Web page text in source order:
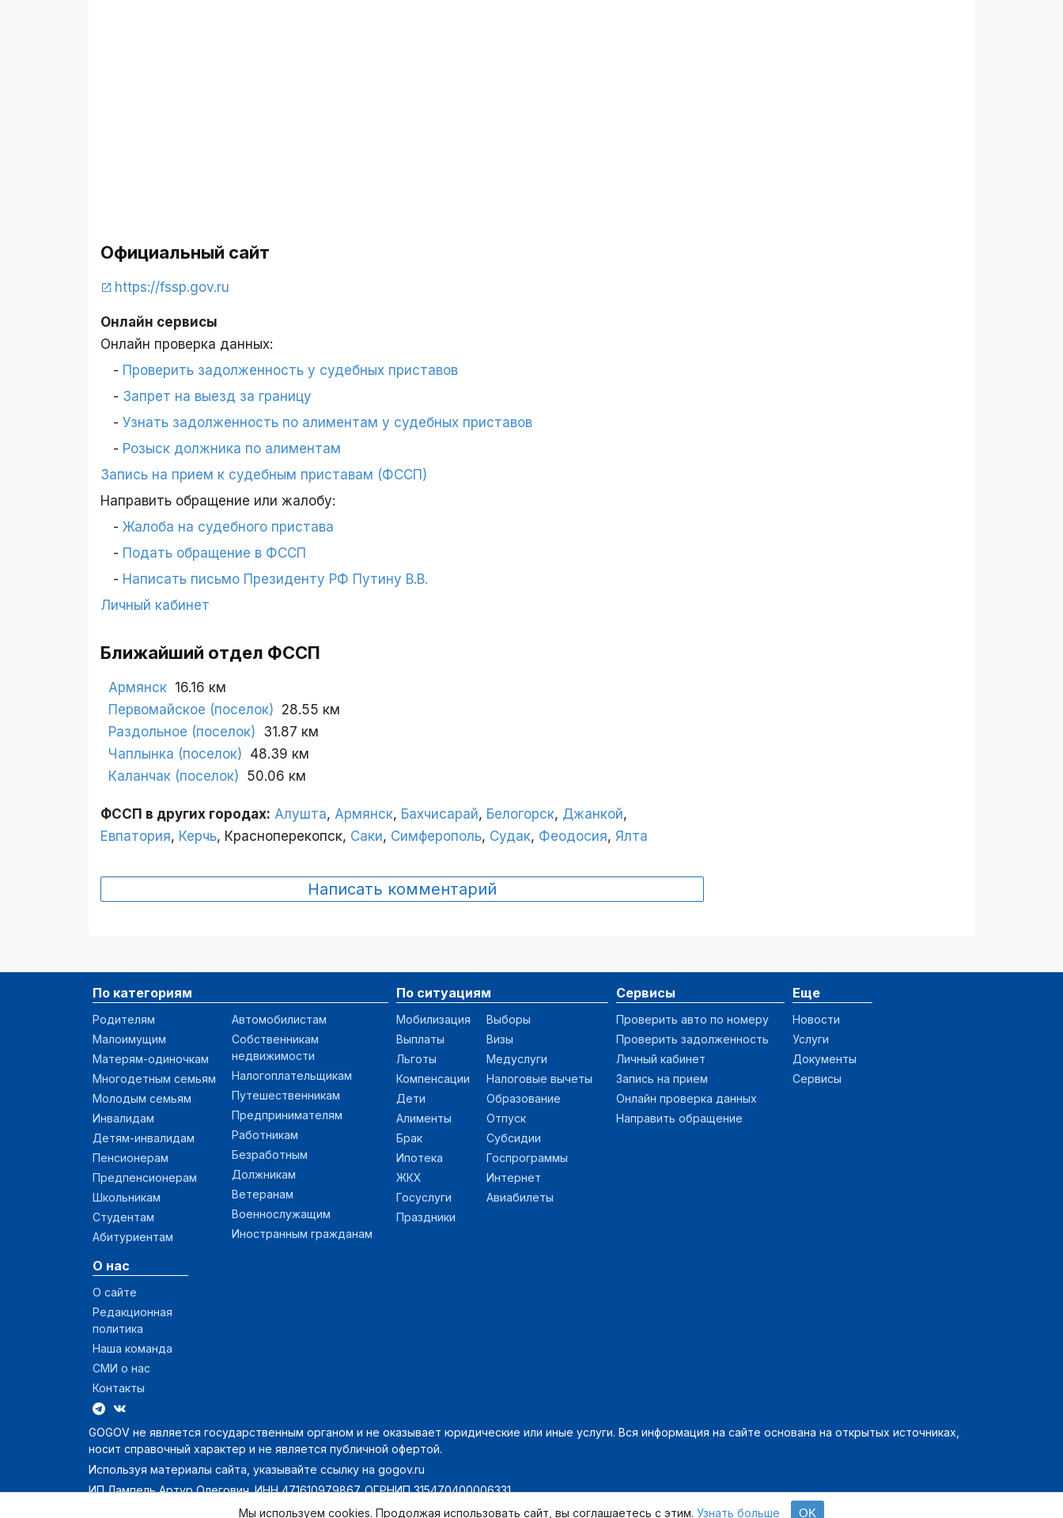
Официальный сайт
https://fssp.gov.ru
Онлайн сервисы
Онлайн проверка данных:
Проверить задолженность у судебных приставов
Запрет на выезд за границу
Узнать задолженность по алиментам у судебных приставов
Розыск должника по алиментам
Запись на прием к судебным приставам (ФССП)
Направить обращение или жалобу:
Жалоба на судебного пристава
Подать обращение в ФССП
Написать письмо Президенту РФ Путину В.В.
Личный кабинет
Ближайший отдел ФССП
Армянск 16.16 км
Первомайское (поселок) 28.55 км
Раздольное (поселок) 31.87 км
Чаплынка (поселок) 48.39 км
Каланчак (поселок) 50.06 км
ФССП в других городах: Алушта, Армянск, Бахчисарай, Белогорск, Джанкой,
Евпатория, Керчь, Красноперекопск, Саки, Симферополь, Судак, Феодосия, Ялта
Написать комментарий
По категориям
Родителям
Малоимущим
Матерям-одиночкам
Многодетным семьям
Молодым семьям
Инвалидам
Детям-инвалидам
Пенсионерам
Предпенсионерам
Школьникам
Студентам
Абитуриентам
Автомобилистам
Собственникам
недвижимости
Налогоплательщикам
Путешественникам
Предпринимателям
Работникам
Безработным
Должникам
Ветеранам
Военнослужащим
Иностранным гражданам
По ситуациям
Мобилизация
Выплаты
Льготы
Компенсации
Дети
Алименты
Брак
Ипотека
ЖКХ
Госуслуги
Праздники
Выборы
Визы
Медуслуги
Налоговые вычеты
Образование
Отпуск
Субсидии
Госпрограммы
Интернет
Авиабилеты
Сервисы
Проверить авто по номеру
Проверить задолженность
Личный кабинет
Запись на прием
Онлайн проверка данных
Направить обращение
Еще
Новости
Услуги
Документы
Сервисы
О нас
О сайте
Редакционная
политика
Наша команда
СМИ о нас
Контакты
GOGOV не является государственным органом и не оказывает юридические или иные услуги. Вся информация на сайте основана на открытых источниках,
носит справочный характер и не является публичной офертой.
Используя материалы сайта, указывайте ссылку на gogov.ru
ИП Лампель Артур Олегович. ИНН 471610979867. ОГРНИП 315470400006331.
GOGOV — о главном в России без политики - с 2014 года |Пользовательское соглашение,Политика конфиденциальности
Мы используем cookies. Продолжая использовать сайт, вы соглашаетесь с этим. Узнать больше OK